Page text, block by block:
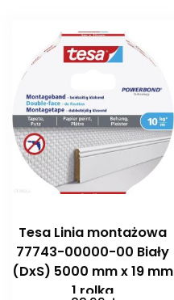
Tesa Linia montażowa
77743-00000-00 Biały
(DxS) 5000 mm x 19 mm
1 rolka